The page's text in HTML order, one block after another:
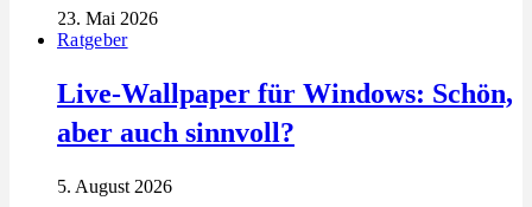
23. Mai 2026
Ratgeber
Live-Wallpaper für Windows: Schön,
aber auch sinnvoll?
5. August 2026